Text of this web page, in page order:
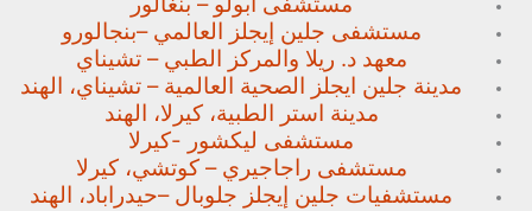
مستشفى جلين إيجلز العالمي –بنجالورو
معهد د. ريلا والمركز الطبي – تشيناي
مدينة جلين ايجلز الصحية العالمية – تشيناي، الهند
مدينة استر الطبية، كيرلا، الهند
مستشفى ليكشور -كيرلا
مستشفى راجاجيري – كوتشي، كيرلا
مستشفيات جلين إيجلز جلوبال –حيدراباد، الهند